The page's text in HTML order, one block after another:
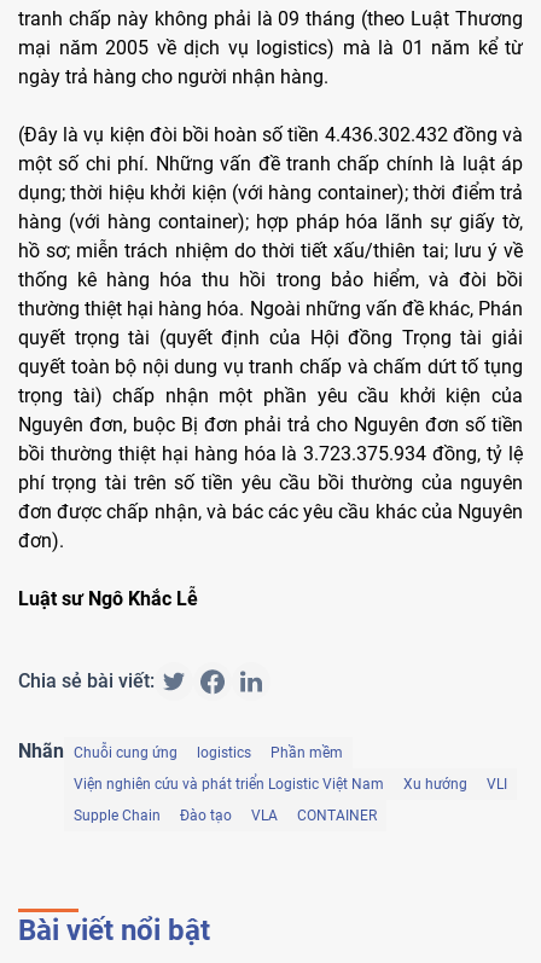
tranh chấp này không phải là 09 tháng (theo Luật Thương
mại năm 2005 về dịch vụ logistics) mà là 01 năm kể từ
ngày trả hàng cho người nhận hàng.
(Đây là vụ kiện đòi bồi hoàn số tiền 4.436.302.432 đồng và
một số chi phí. Những vấn đề tranh chấp chính là luật áp
dụng; thời hiệu khởi kiện (với hàng container); thời điểm trả
hàng (với hàng container); hợp pháp hóa lãnh sự giấy tờ,
hồ sơ; miễn trách nhiệm do thời tiết xấu/thiên tai; lưu ý về
thống kê hàng hóa thu hồi trong bảo hiểm, và đòi bồi
thường thiệt hại hàng hóa. Ngoài những vấn đề khác, Phán
quyết trọng tài (quyết định của Hội đồng Trọng tài giải
quyết toàn bộ nội dung vụ tranh chấp và chấm dứt tố tụng
trọng tài) chấp nhận một phần yêu cầu khởi kiện của
Nguyên đơn, buộc Bị đơn phải trả cho Nguyên đơn số tiền
bồi thường thiệt hại hàng hóa là 3.723.375.934 đồng, tỷ lệ
phí trọng tài trên số tiền yêu cầu bồi thường của nguyên
đơn được chấp nhận, và bác các yêu cầu khác của Nguyên
đơn).
Luật sư Ngô Khắc Lễ
Chia sẻ bài viết:
Nhãn Chuỗi cung ứng logistics
Phần mềm
Viện nghiên cứu và phát triển Logistic Việt Nam
Xu hướng
VLI
Supple Chain
Đào tạo VLA CONTAINER
Bài viết nổi bật